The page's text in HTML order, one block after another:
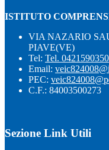
ISTITUTO
VIA NAZARIO
PIAVE(VE)
Tel: Tel. 0421590350
Email:
PEC:
C.F.: 84003500273
Sezione Link Utili